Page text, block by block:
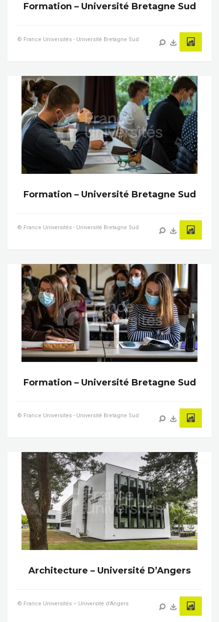
Formation – Université Bretagne Sud
© France Universités - Université Bretagne Sud
Formation – Université Bretagne Sud
© France Universités - Université Bretagne Sud
Formation – Université Bretagne Sud
© France Universités - Université Bretagne Sud
Architecture – Université D’Angers
© France Universités – Université d'Angers